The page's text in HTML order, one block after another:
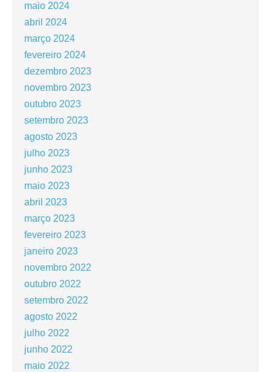
maio 2024
abril 2024
março 2024
fevereiro 2024
dezembro 2023
novembro 2023
outubro 2023
setembro 2023
agosto 2023
julho 2023
junho 2023
maio 2023
abril 2023
março 2023
fevereiro 2023
janeiro 2023
novembro 2022
outubro 2022
setembro 2022
agosto 2022
julho 2022
junho 2022
maio 2022